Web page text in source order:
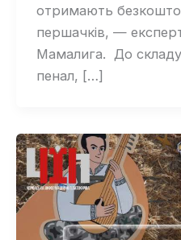
отримають
першачків, —
Мамалига. До
пенал, […]